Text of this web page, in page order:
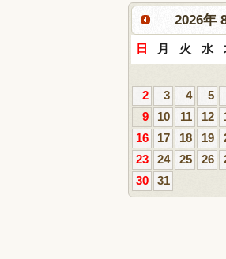
2026年
日 月 火 水
2
3 4 5
9
10 11 12
16
17 18 19
23
24 25 26
30
31